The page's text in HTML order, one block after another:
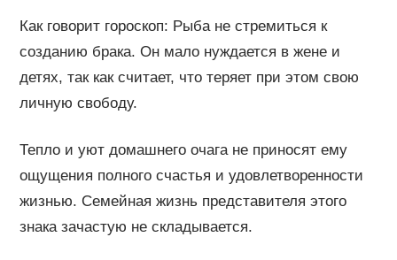
Как говорит гороскоп: Рыба не стремиться к
созданию брака. Он мало нуждается в жене и
детях, так как считает, что теряет при этом свою
личную свободу.
Тепло и уют домашнего очага не приносят ему
ощущения полного счастья и удовлетворенности
жизнью. Семейная жизнь представителя этого
знака зачастую не складывается.